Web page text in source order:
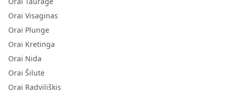
Orai Visaginas
Orai Plunge
Orai Kretinga
Orai Nida
Orai Šilutė
Orai Radviliškis